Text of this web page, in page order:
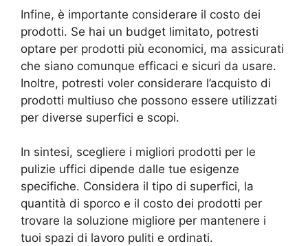
Infine, è importante considerare il costo dei
prodotti. Se hai un budget limitato, potresti
optare per prodotti più economici, ma assicurati
che siano comunque efficaci e sicuri da usare.
Inoltre, potresti voler considerare l’acquisto di
prodotti multiuso che possono essere utilizzati
per diverse superfici e scopi.
In sintesi, scegliere i migliori prodotti per le
pulizie uffici dipende dalle tue esigenze
specifiche. Considera il tipo di superfici, la
quantità di sporco e il costo dei prodotti per
trovare la soluzione migliore per mantenere i
tuoi spazi di lavoro puliti e ordinati.